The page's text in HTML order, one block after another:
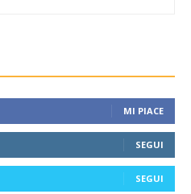
MI PIACE
SEGUI
SEGUI